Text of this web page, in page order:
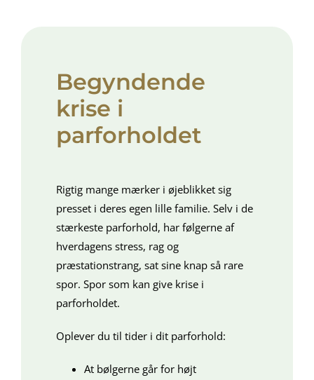
Begyndende
krise i
parforholdet
Rigtig mange mærker i øjeblikket sig
presset i deres egen lille familie. Selv i de
stærkeste parforhold, har følgerne af
hverdagens stress, rag og
præstationstrang, sat sine knap så rare
spor. Spor som kan give krise i
parforholdet.
Oplever du til tider i dit parforhold:
At bølgerne går for højt